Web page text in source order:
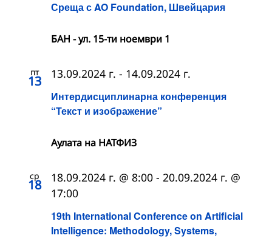
Среща с AO Foundation, Швейцария
БАН - ул. 15-ти ноември 1
пт
13
Интердисциплинарна конференция
“Текст и изображение”
13.09.2024 г. - 14.09.2024 г.
Аулата на НАТФИЗ
ср
18
19th International Conference on Artificial
Intelligence: Methodology, Systems,
18.09.2024 г. @ 8:00 - 20.09.2024 г. @
17:00